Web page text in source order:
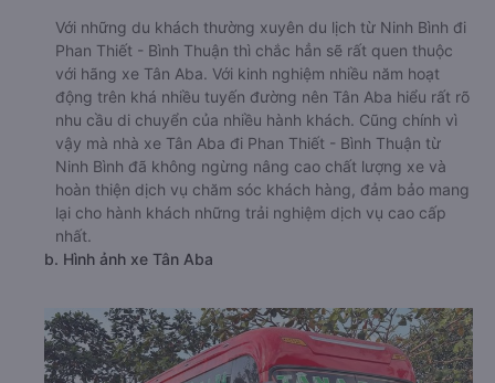
Với những du khách thường xuyên du lịch từ Ninh Bình đi
Phan Thiết - Bình Thuận thì chắc hẳn sẽ rất quen thuộc
với hãng xe Tân Aba. Với kinh nghiệm nhiều năm hoạt
động trên khá nhiều tuyến đường nên Tân Aba hiểu rất rõ
nhu cầu di chuyển của nhiều hành khách. Cũng chính vì
vậy mà nhà xe Tân Aba đi Phan Thiết - Bình Thuận từ
Ninh Bình đã không ngừng nâng cao chất lượng xe và
hoàn thiện dịch vụ chăm sóc khách hàng, đảm bảo mang
lại cho hành khách những trải nghiệm dịch vụ cao cấp
nhất.
b. Hình ảnh xe Tân Aba